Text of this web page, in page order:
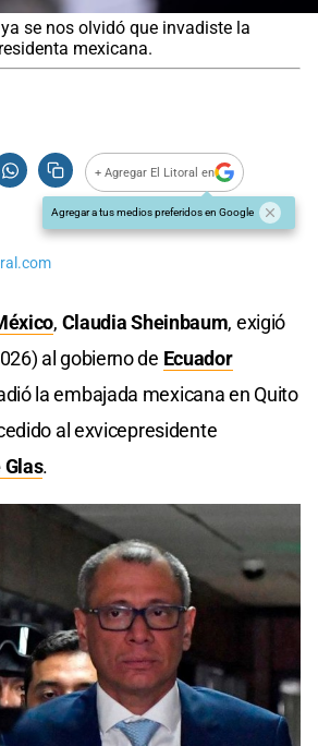
se nos olvidó que invadiste la
mexicana.
+ Agregar El Litoral en
Agregar a tus medios preferidos en Google
, Claudia Sheinbaum, exigió
al gobierno de Ecuador
la embajada mexicana en Quito
al exvicepresidente
.